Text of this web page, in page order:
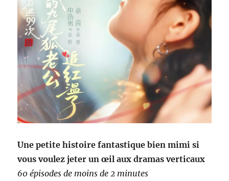
Une petite histoire fantastique bien mimi si
vous voulez jeter un œil aux dramas verticaux
60 épisodes de moins de 2 minutes